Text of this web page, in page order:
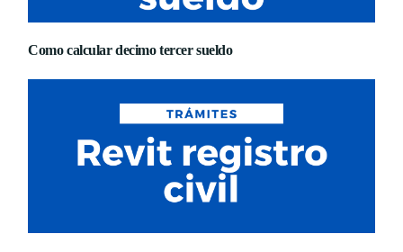
Como calcular decimo tercer sueldo